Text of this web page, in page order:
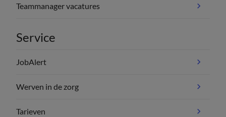
Teammanager vacatures
Service
JobAlert
Werven in de zorg
Tarieven